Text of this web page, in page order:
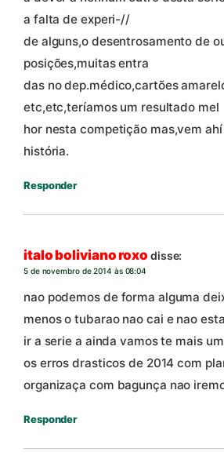
a falta de experi-//
de alguns,o desentrosamento de
posições,muitas entra
das no dep.médico,cartões
etc,etc,teríamos um resultado mel
hor nesta competição mas,vem
história.
Responder
italo boliviano roxo disse:
5 de novembro de 2014 às 08:04
nao podemos de forma alguma
menos o tubarao nao cai e nao
ir a serie a ainda vamos te mais
os erros drasticos de 2014 com
organizaça com bagunça nao
Responder